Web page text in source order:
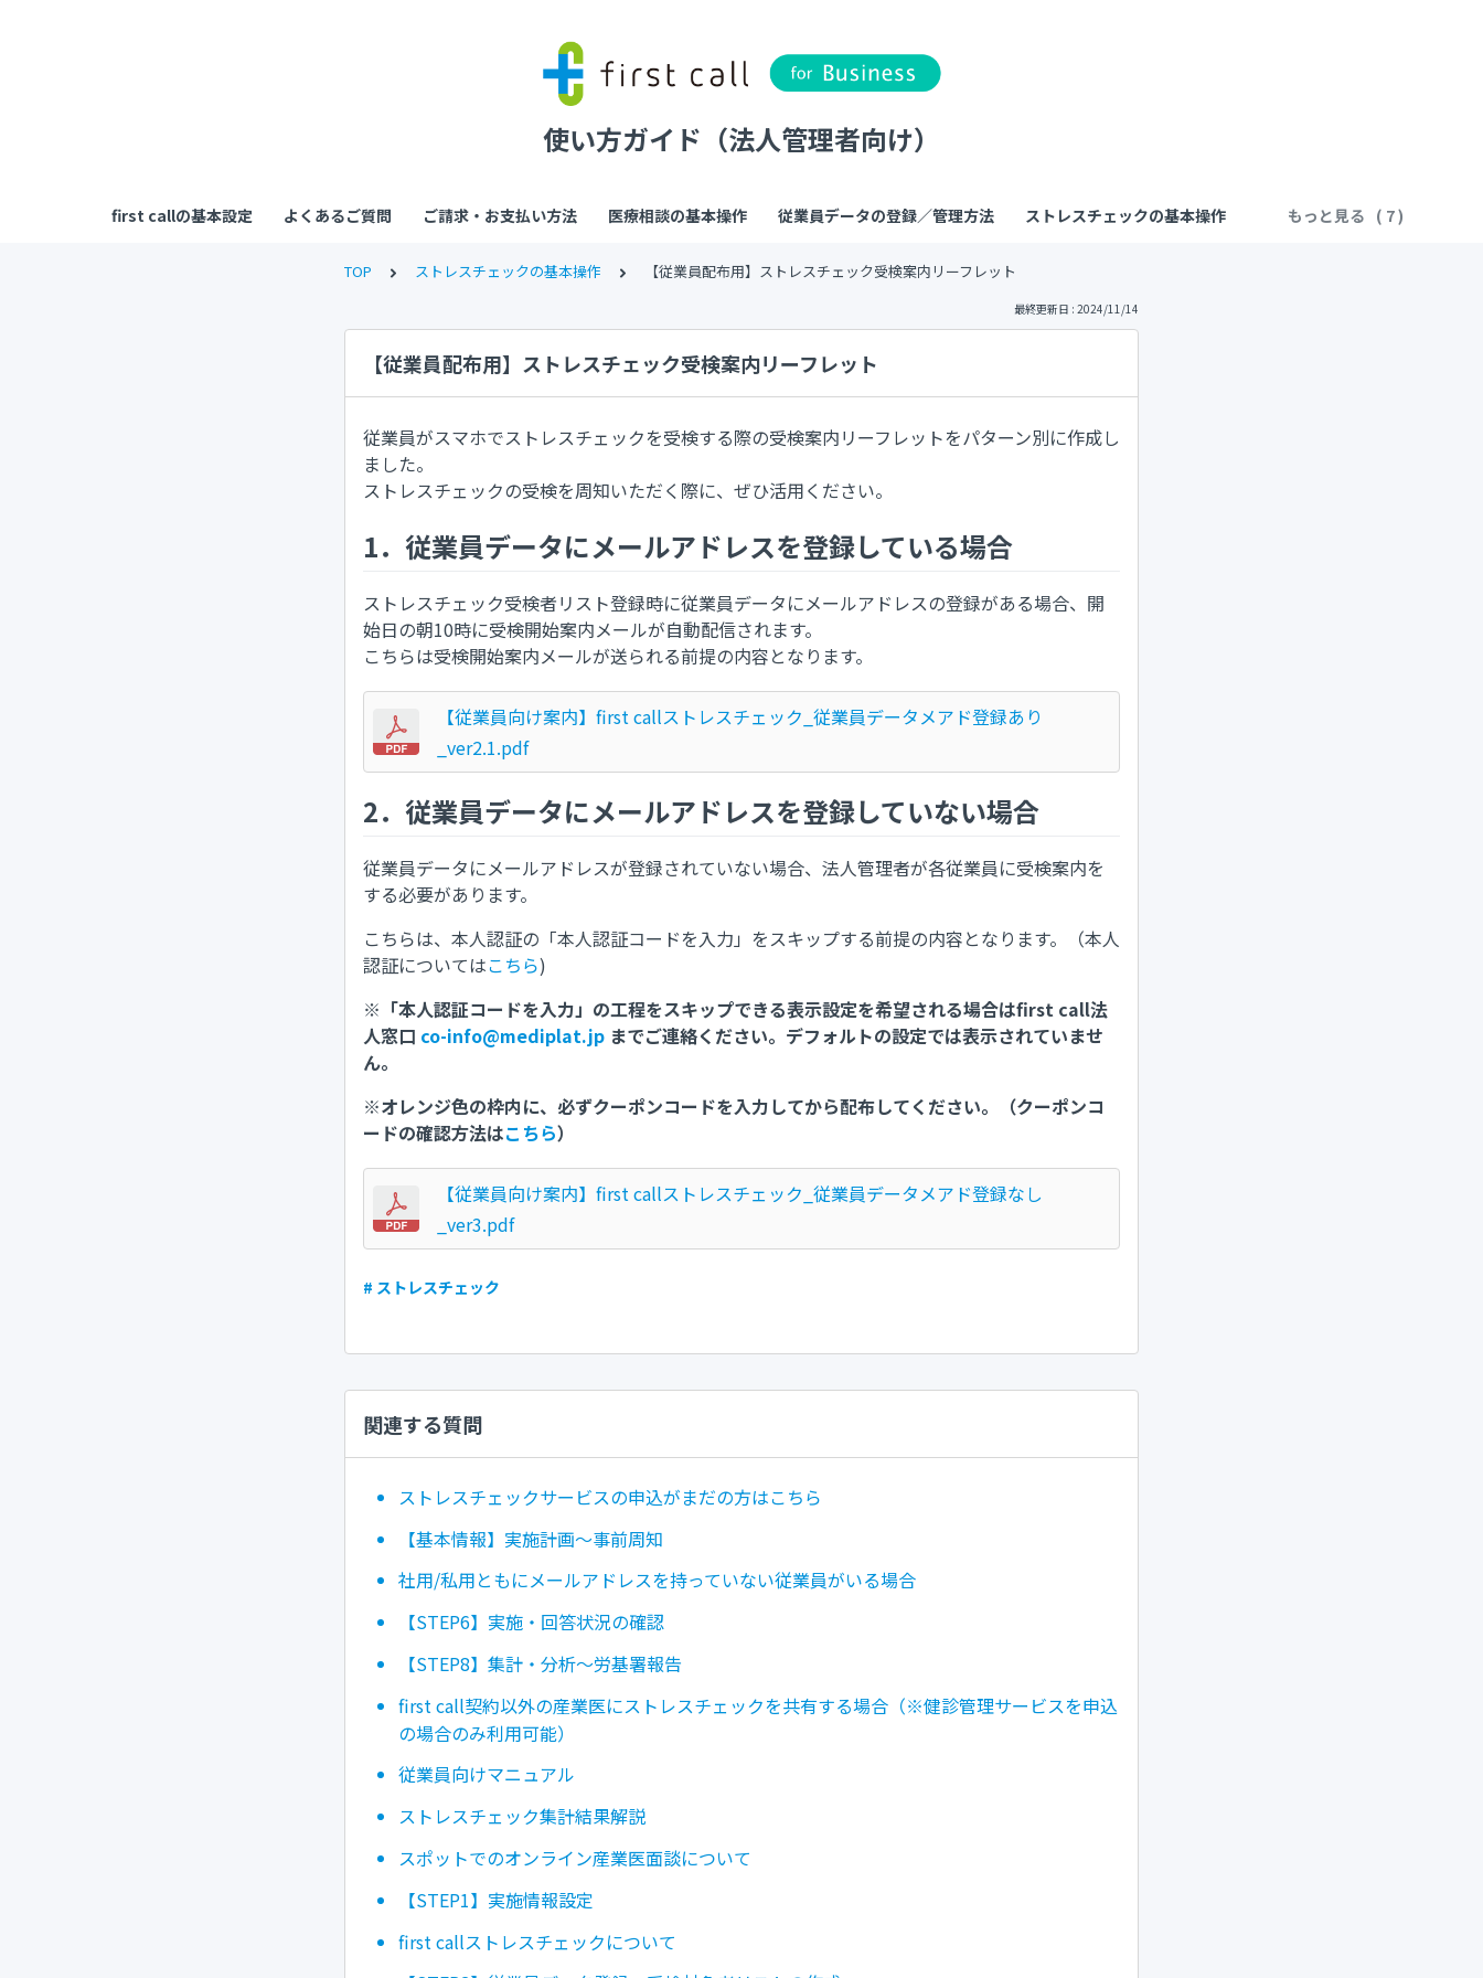
使い方ガイド（法人管理者向け）
first callの基本設定 よくあるご質問 ご請求・お支払い方法 医療相談の基本操作 従業員データの登録／管理方法 ストレスチェックの基本操作 もっと見る
TOP ストレスチェックの基本操作 【従業員配布用】ストレスチェック受検案内リーフレット
最終更新日 : 2024/11/14
【従業員配布用】ストレスチェック受検案内リーフレット
従業員がスマホでストレスチェックを受検する際の受検案内リーフレットをパターン別に作成し
ました。
ストレスチェックの受検を周知いただく際に、ぜひ活用ください。
1．従業員データにメールアドレスを登録している場合
ストレスチェック受検者リスト登録時に従業員データにメールアドレスの登録がある場合、開
始日の朝10時に受検開始案内メールが自動配信されます。
こちらは受検開始案内メールが送られる前提の内容となります。
【従業員向け案内】first callストレスチェック_従業員データメアド登録あり
_ver2.1.pdf
2．従業員データにメールアドレスを登録していない場合
従業員データにメールアドレスが登録されていない場合、法人管理者が各従業員に受検案内を
する必要があります。
こちらは、本人認証の「本人認証コードを入力」をスキップする前提の内容となります。（本人
認証についてはこちら)
※「本人認証コードを入力」の工程をスキップできる表示設定を希望される場合はfirst call法
人窓口 co-info@mediplat.jp までご連絡ください。デフォルトの設定では表示されていませ
ん。
※オレンジ色の枠内に、必ずクーポンコードを入力してから配布してください。（クーポンコ
ードの確認方法はこちら）
【従業員向け案内】first callストレスチェック_従業員データメアド登録なし
_ver3.pdf
# ストレスチェック
関連する質問
ストレスチェックサービスの申込がまだの方はこちら
【基本情報】実施計画〜事前周知
社用/私用ともにメールアドレスを持っていない従業員がいる場合
【STEP6】実施・回答状況の確認
【STEP8】集計・分析〜労基署報告
first call契約以外の産業医にストレスチェックを共有する場合（※健診管理サービスを申込
の場合のみ利用可能）
従業員向けマニュアル
ストレスチェック集計結果解説
スポットでのオンライン産業医面談について
【STEP1】実施情報設定
first callストレスチェックについて